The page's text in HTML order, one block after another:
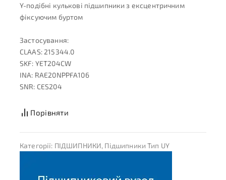
Y-подібні кулькові підшипники з ексцентричним
фіксуючим буртом
Застосування:
CLAAS: 215344.0
SKF: YET204CW
INA: RAE20NPPFA106
SNR: CES204
Порівняти
Категорії: ПІДШИПНИКИ, Підшипники Тип UY